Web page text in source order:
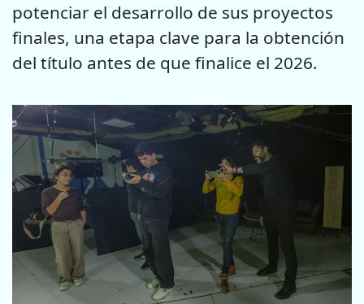
potenciar el desarrollo de sus proyectos
finales, una etapa clave para la obtención
del título antes de que finalice el 2026.